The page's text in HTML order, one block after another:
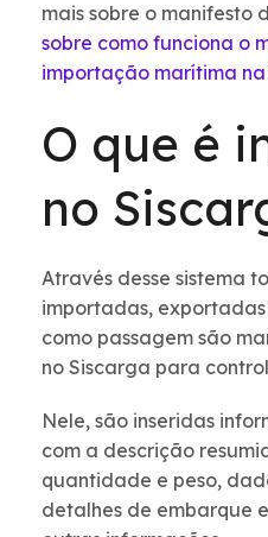
mais sobre o manifesto
sobre como funciona o
importação marítima
O que é
no
Através desse sistema
importadas,
como passagem são
no Siscarga para
Nele, são inseridas
com a descrição
quantidade e peso,
detalhes de embarque